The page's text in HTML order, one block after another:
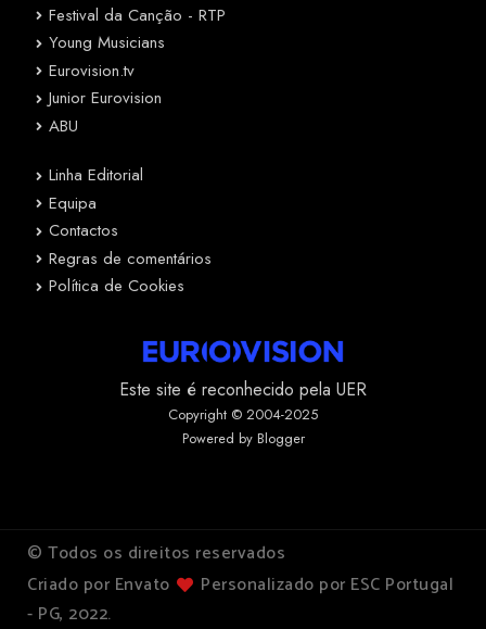
Festival da Canção - RTP
Young Musicians
Eurovision.tv
Junior Eurovision
ABU
Linha Editorial
Equipa
Contactos
Regras de comentários
Política de Cookies
Este site é reconhecido pela UER
Copyright © 2004-2025
Powered by Blogger
© Todos os direitos reservados
Criado por Envato
Personalizado por ESC Portugal
- PG, 2022.